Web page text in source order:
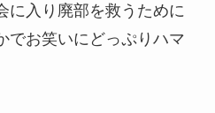
に入り廃部を救うために
でお笑いにどっぷりハマ